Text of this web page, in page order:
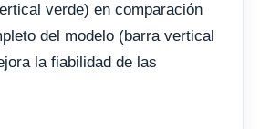
verde) en comparación
del modelo (barra vertical
la fiabilidad de las